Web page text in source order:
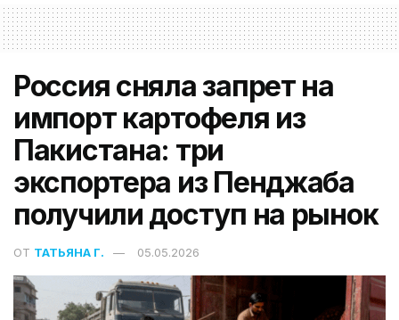
Россия сняла запрет на
импорт картофеля из
Пакистана: три
экспортера из Пенджаба
получили доступ на рынок
ОТ ТАТЬЯНА Г. 05.05.2026